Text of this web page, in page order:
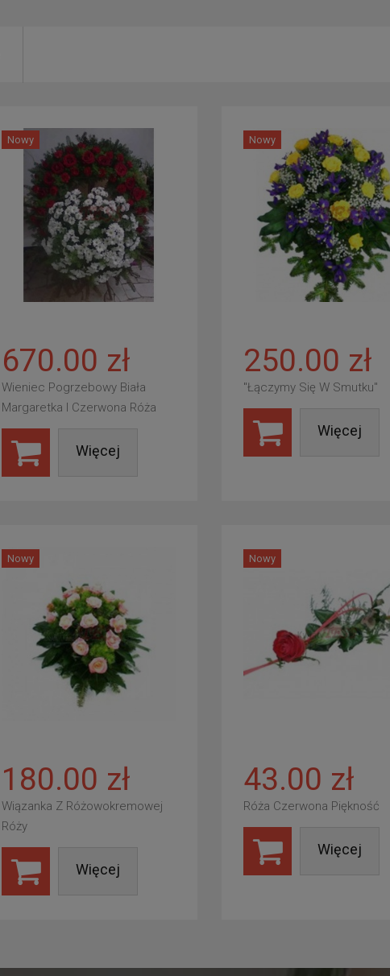
Nowy
670.00 zł
Wieniec Pogrzebowy Biała
Margaretka I Czerwona Róża
Więcej
Nowy
250.00 zł
"Łączymy Się W Smutku"
Więcej
Nowy
180.00 zł
Wiązanka Z Różowokremowej
Róży
Więcej
Nowy
43.00 zł
Róża Czerwona Piękność
Więcej